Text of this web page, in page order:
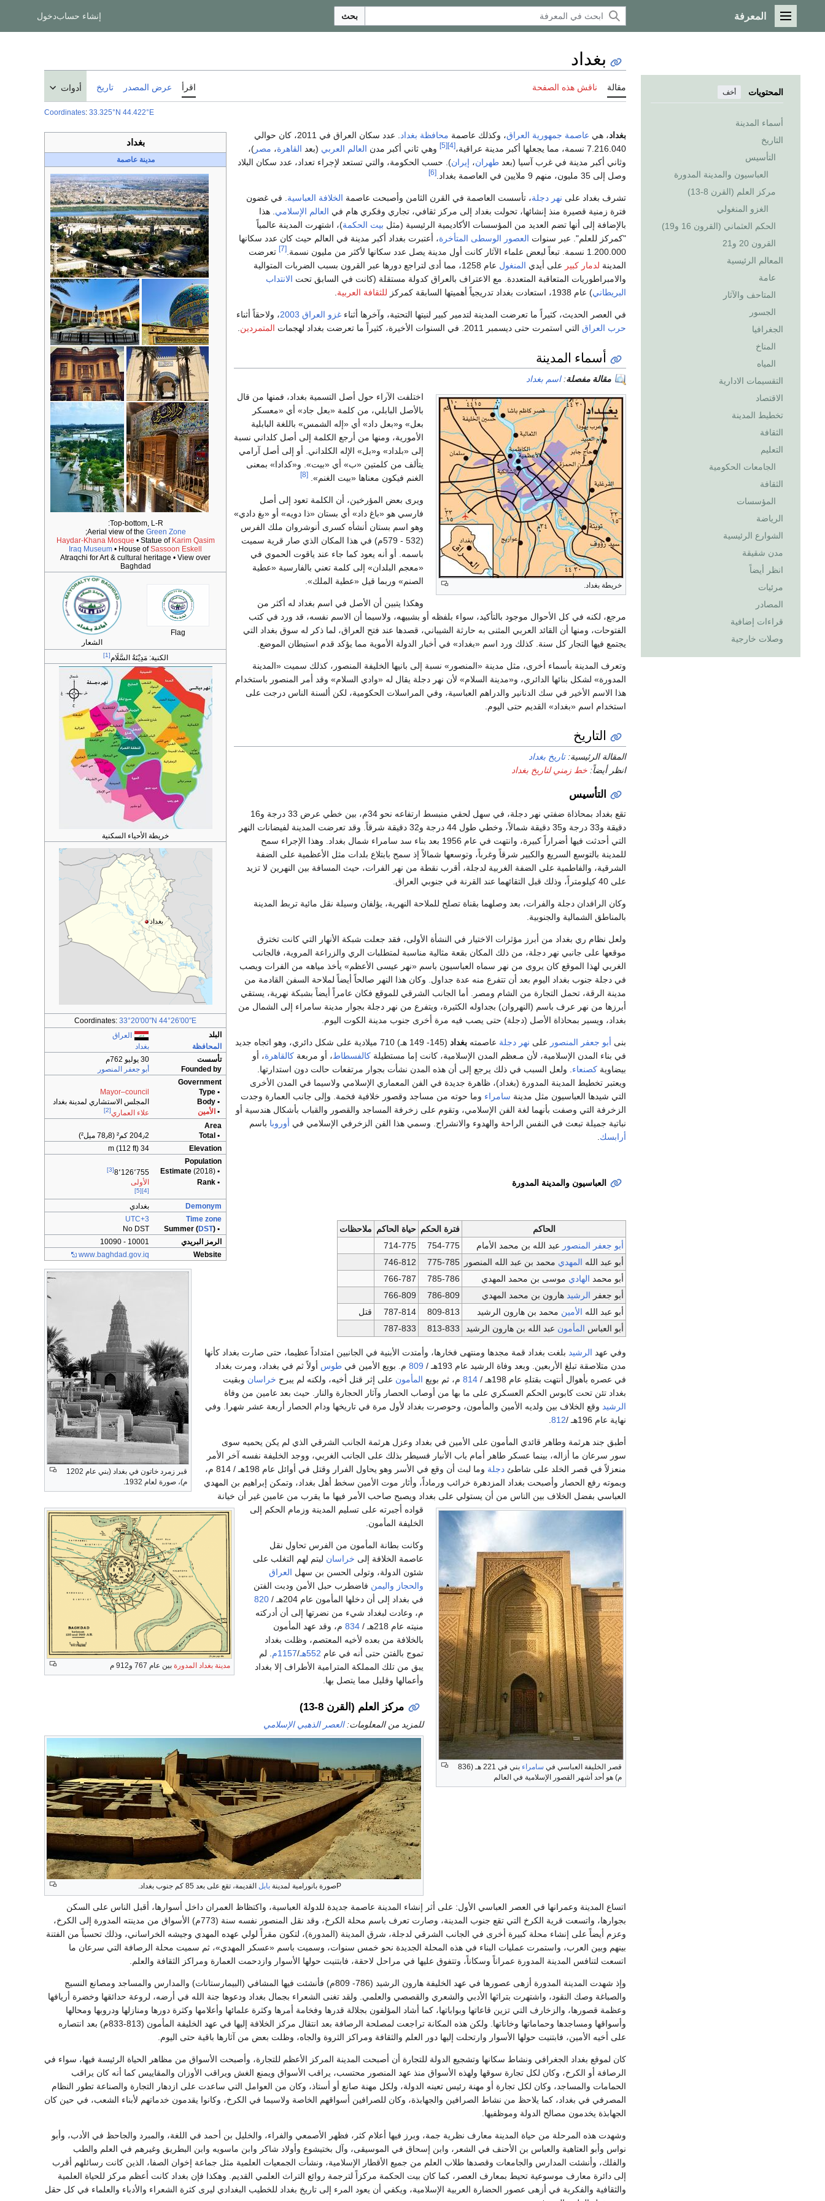
القائمة الرئيسية
المعرفة بحث إنشاء حسابدخول
المحتويات أخف
أسماء المدينة
التاريخ
التأسيس
العباسيون والمدينة المدورة
مركز العلم (القرن 8-13)
الغزو المنغولي
الحكم العثماني (القرون 16 و19)
القرون 20 و21
المعالم الرئيسية
عامة
المتاحف والآثار
الجسور
الجغرافيا
المناخ
المياه
التقسيمات الادارية
الاقتصاد
تخطيط المدينة
الثقافة
التعليم
الجامعات الحكومية
الثقافة
المؤسسات
الرياضة
الشوارع الرئيسية
مدن شقيقة
انظر أيضاً
مرئيات
المصادر
قراءات إضافية
وصلات خارجية
بغداد
مقالة ناقش هذه الصفحة اقرأ عرض المصدر تاريخ أدوات
Coordinates: 33.325°N 44.422°E
بغداد
مدينة عاصمة
Top-bottom, L-R:
Aerial view of the Green Zone
;
Haydar-Khana Mosque • Statue of Karim Qasim
Iraq Museum • House ofSassoon Eskell
Atraqchi for Art & cultural heritage • View over
Baghdad
Flag
الشعار
الكنية:مَدِيْنَةُ السَّلَام[1]
خريطة الأحياء السكنية
بغداد
Coordinates: 33°20′00″N 44°26′00″E
البلد
العراق
المحافظة
بغداد
تأسست
30 يوليو 762م
Founded by
أبو جعفر المنصور
Government
• Type
Mayor–council
• Body
المجلس الاستشاري لمدينة بغداد
• الأمين علاء العماري[2]
Area
• Total
204٫2 كم² (78٫8 ميل²)
Elevation
34 m (112 ft)
Population
• Estimate
(2018) 8٬126٬755[3]
• Rank الأولى
[4]
[5]
Demonym
بغدادي
Time zone
UTC+3
• Summer (
DST)
No DST
الرمز البريدي
10001 - 10090
Website
www.baghdad .gov.iq
بغداد، هي عاصمة جمهورية العراق، وكذلك عاصمة محافظة بغداد
. عدد سكان العراق في 2011، كان حوالي
7.216.040 نسمة، مما يجعلها أكبر مدينة عراقية،
[4]
[5] وهي ثاني أكبر مدن العالم العربي (بعد القاهرة، مصر )،
وثاني أكبر مدينة في غرب آسيا (بعد طهران، إيران). حسب الحكومة، والتي تستعد لإجراء تعداد، عدد سكان البلاد
وصل إلى 35 مليون، منهم 9 ملايين في العاصمة بغداد.
[6]
تشرف بغداد على نهر دجلة، تأسست العاصمة في القرن الثامن وأصبحت عاصمة الخلافة العباسية . في غضون
فترة زمنية قصيرة منذ إنشائها، تحولت بغداد إلى مركز ثقافي، تجاري وفكري هام في العالم الإسلامي . هذا
بالإضافة إلى أنها تضم العديد من المؤسسات الأكاديمية الرئيسية (مثل بيت الحكمة)، اشتهرت المدينة عالمياً
"كمركز للعلم". عبر سنوات العصور الوسطى المتأخرة، أعتبرت بغداد أكبر مدينة في العالم حيث كان عدد سكانها
1.200.000 نسمة. تبعاً لبعض علماء الآثار كانت أول مدينة يصل عدد سكانها لأكثر من مليون نسمة.
[7]
تعرضت
المدينة لدمار كبير على أيدي المنغول
عام 1258، مما أدى لتراجع دورها عبر القرون بسبب الضربات المتوالية
والامبراطوريات المتعاقبة المتعددة. مع الاعتراف بالعراق كدولة مستقلة (كانت في السابق تحت الانتداب
البريطاني) عام 1938، استعادت بغداد تدريجياً أهميتها السابقة كمركز للثقافة العربية
في العصر الحديث، كثيراً ما تعرضت المدينة لتدمير كبير لنيتها التحتية، وآخرها أثناء غزو العراق 2003
، ولاحقاً أثناء
حرب العراق التي استمرت حتى ديسمبر 2011. في السنوات الأخيرة، كثيراً ما تعرضت بغداد لهجمات المتمردين
أسماء المدينة
مقالة مفصلة:اسم بغداد
خريطة بغداد.
اختلفت الآراء حول أصل التسمية بغداد، فمنها من قال
بالأصل البابلي، من كلمة «بعل جاد» أي «معسكر
بعل» و«بعل داد» أي «إله الشمس» باللغة البابلية
الأمورية، ومنها من أرجع الكلمة إلى أصل كلداني نسبة
إلى «بلداد» و«بل» الإله الكلداني. أو إلى أصل آرامي
يتألف من كلمتين «ب» أي «بيت». و«كدادا» بمعنى
الغنم فيكون معناها «بيت الغنم».
[8]
ويرى بعض المؤرخين، أن الكلمة تعود إلى أصل
فارسي هو «باغ داد» أي بستان «ذا دويه» أو «بغ دادي»
وهو اسم بستان أنشأه كسرى أنوشروان ملك الفرس
(532 - 579م) في هذا المكان الذي صار قرية سميت
باسمه. أو أنه يعود كما جاء عند ياقوت الحموي في
«معجم البلدان» إلى كلمة تعني بالفارسية «عطية
الصنم» وربما قيل «عطية الملك».
وهكذا يتبين أن الأصل في اسم بغداد له أكثر من
مرجع، لكنه في كل الأحوال موجود بالتأكيد، سواء بلفظه أو بشبيهه، ولاسيما أن الاسم نفسه، قد ورد في كتب
الفتوحات، ومنها أن القائد العربي المثنى به حارثة الشيباني، قصدها عند فتح العراق، لما ذكر له سوق بغداد التي
يجتمع فيها التجار كل سنة. كذلك ورد اسم «بغداد» في أخبار الدولة الأموية مما يؤكد قدم استيطان الموضع.
وتعرف المدينة بأسماء أخرى، مثل مدينة «المنصور» نسبة إلى بانيها الخليفة المنصور، كذلك سميت «المدينة
المدورة» لشكل بنائها الدائري، و«مدينة السلام» لأن نهر دجلة يقال له «وادي السلام» وقد أمر المنصور باستخدام
هذا الاسم الأخير في سك الدنانير والدراهم العباسية، وفي المراسلات الحكومية، لكن ألسنة الناس درجت على
استخدام اسم «بغداد» القديم حتى اليوم.
التاريخ
المقالة الرئيسية:تاريخ بغداد
انظر أيضاً: خط زمني لتاريخ بغداد
التأسيس
قبر زمرد خاتون في بغداد (بني عام 1202
م)، صورة لعام 1932.
تقع بغداد بمحاذاة ضفتي نهر دجلة، في سهل لحقي منبسط ارتفاعه نحو 34م، بين خطي عرض 33 درجة و16
دقيقة و33 درجة و35 دقيقة شمالاً، وخطي طول 44 درجة و32 دقيقة شرقاً. وقد تعرضت المدينة لفيضانات النهر
التي أحدثت فيها أضراراً كبيرة، وانتهت في عام 1956 بعد بناء سد سامراء شمال بغداد. وهذا الإجراء سمح
للمدينة بالتوسع السريع والكبير شرقاً وغرباً، وتوسعها شمالاً إذ سمح بابتلاع بلدات مثل الأعظمية على الضفة
الشرقية، والفاطمية على الضفة الغربية لدجلة، أقرب نقطة من نهر الفرات، حيث المسافة بين النهرين لا تزيد
على 40 كيلومتراً، وذلك قبل التقائهما عند القرنة في جنوبي العراق.
وكان الرافدان دجلة والفرات، بعد وصلهما بقناة تصلح للملاحة النهرية، يؤلفان وسيلة نقل مائية تربط المدينة
بالمناطق الشمالية والجنوبية.
ولعل نظام ري بغداد من أبرز مؤثرات الاختيار في النشأة الأولى، فقد جعلت شبكة الأنهار التي كانت تخترق
موقعها على جانبي نهر دجلة، من ذلك المكان بقعة مثالية مناسبة لمتطلبات الري والزراعة المروية، فالجانب
الغربي لهذا الموقع كان يروى من نهر سماه العباسيون باسم «نهر عيسى الأعظم» يأخذ مياهه من الفرات ويصب
في دجلة جنوب بغداد اليوم بعد أن تتفرع منه عدة جداول. وكان هذا النهر صالحاً أيضاً لملاحة السفن القادمة من
مدينة الرقة، تحمل التجارة من الشام ومصر. أما الجانب الشرقي للموقع فكان عامراً أيضاً بشبكة نهرية، يستقي
أبرزها من نهر عرف باسم (النهروان) بجداوله الكثيرة، ويتفرع من نهر دجلة بجوار مدينة سامراء إلى الشمال من
بغداد، ويسير بمحاذاة الأصل (دجلة) حتى يصب فيه مرة أخرى جنوب مدينة الكوت اليوم.
بنى أبو جعفر المنصور على نهر دجلة عاصمته بغداد
(145- 149 هـ) 710 ميلادية على شكل دائري، وهو اتجاه جديد
في بناء المدن الإسلامية، لأن مـعظم المدن الإسلامية، كانت إما مستطيلة كالفسطاط، أو مربعة كالقاهرة، أو
بيضاوية كصنعاء . ولعل السبب في ذلك يرجع إلى أن هذه المدن نشأت بجوار مرتفعات حالت دون استدارتها.
ويعتبر تخطيط المدينة المدورة (بغداد)، ظاهرة جديدة في الفن المعماري الإسلامي ولاسيما في المدن الأخرى
التي شيدها العباسيون مثل مدينة سامراء وما حوته من مساجد وقصور خلافية فخمة. وإلى جانب العمارة وجدت
الزخرفة التي وصفت بأنهما لغة الفن الإسلامي، وتقوم على زخرفة المساجد والقصور والقباب بأشكال هندسية أو
نباتية جميلة تبعث في النفس الراحة والهدوء والانشراح. وسمي هذا الفن الزخرفي الإسلامي في أوروبا باسم
أرابسك
العباسيون والمدينة المدورة
مدينة بغداد المدورة بين عام 767 و912 م
الحاكم فترة الحكم حياة الحاكم ملاحظات
أبو جعفر المنصور عبد الله بن محمد الأمام 754-775
714-775
أبو عبد الله المهدي محمد بن عبد الله المنصور 775-785
746-812
أبو محمد الهادي موسى بن محمد المهدي 785-786
766-787
أبو جعفر الرشيد هارون بن محمد المهدي 786-809
766-809
أبو عبد الله الأمين محمد بن هارون الرشيد 809-813
787-814
قتل
أبو العباس المأمون عبد الله بن هارون الرشيد 813-833
787-833
قصر الخليفة العباسي في سامراء
بني في 221 هـ (836
م) هو أحد أشهر القصور الإسلامية في العالم
وفي عهد الرشيد بلغت بغداد قمة مجدها ومنتهى فخارها، وأمتدت الأبنية في الجانبين امتداداً عظيما، حتى صارت بغداد كأنها
مدن متلاصقة تبلغ الأربعين. وبعد وفاة الرشيد عام 193هـ /
809 م. بويع الأمين في طوس أولاً ثم في بغداد، ومرت بغداد
في عصره بأهوال أنتهت بقتلهِ عام 198هـ /
814 م، ثم بويع المأمون على إثر قتل أخيه، ولكنه لم يبرح خراسان وبقيت
بغداد تئن تحت كابوس الحكم العسكري على ما بها من أوصاب الحصار وآثار الحجارة والنار. حيث بعد عامين من وفاة
الرشيد وقع الخلاف بين ولديه الأمين والمأمون، وحوصرت بغداد لأول مرة في تاريخها ودام الحصار أربعة عشر شهرا. وفي
نهاية عام 196هـ /
812
أطبق جند هرثمة وطاهر قائدي المأمون على الأمين في بغداد وعزل هرثمة الجانب الشرقي الذي لم يكن يحميه سوى
سور سرعان ما أزاله، بينما عسكر طاهر أمام باب الأنبار فسيطر بذلك على الجانب الغربي، ووجد الخليفة نفسه آخر الأمر
منعزلاً في قصر الخلد على شاطئ دجلة
وما لبث أن وقع في الأسر وهو يحاول الفرار وقتل في أوائل عام 198هـ / 814 م،
وبموته رفع الحصار وأصبحت بغداد المزدهرة خرائب ورماداً، وأثار موت الأمين سخط أهل بغداد، وتمكن إبراهيم بن المهدي
العباسي بفضل الخلاف بين الناس من أن يستولي على بغداد ويصبح صاحب الأمر فيها ما يقرب من عامين غير أن خيانة
قواده أجبرته على تسليم المدينة وزمام الحكم إلى
الخليفة المأمون.
وكانت بطانة المأمون من الفرس تحاول نقل
عاصمة الخلافة إلى خراسان ليتم لهم التغلب على
شئون الدولة، وتولى الحسن بن سهل العراق
والحجاز واليمن فاضطرب حبل الأمن ودبت الفتن
في بغداد إلى أن دخلها المأمون عام 204هـ /
820
م، وعادت لبغداد شيء من نضرتها إلى أن أدركته
منيته عام 218هـ /
834م، وقد عهد المأمون
بالخلافة من بعده لأخيه المعتصم، وظلت بغداد
تموج بالفتن حتى أنه في عام 552هـ /1157م
. لم
يبق من تلك المملكة المترامية الأطراف إلا بغداد
وأعمالها وقليل مما يتصل بها.
مركز العلم (القرن 8-13)
للمزيد من المعلومات:العصر الذهبي الإسلامي
Pصورة بانورامية لمدينة بابل القديمة، تقع على بعد 85 كم جنوب بغداد.
اتساع المدينة وعمرانها في العصر العباسي الأول: على أثر إنشاء المدينة عاصمة جديدة للدولة العباسية، واكتظاظ العمران داخل أسوارها، أقبل الناس على السكن
بجوارها، واتسعت قرية الكرخ التي تقع جنوب المدينة، وصارت تعرف باسم محلة الكرخ، وقد نقل المنصور نفسه سنة (773م) الأسواق من مدينته المدورة إلى الكرخ،
وعزم أيضاً على إنشاء محلة كبيرة أخرى في الجانب الشرقي لدجلة، شرق المدينة (المدورة)، لتكون مقراً لولي عهده المهدي وجيشه الخراساني، وذلك تحسباً من الفتنة
بينهم وبين العرب، واستمرت عمليات البناء في هذه المحلة الجديدة نحو خمس سنوات، وسميت باسم «عسكر المهدي»، ثم سميت محلة الرصافة التي سرعان ما
اتسعت لتنافس المدينة المدورة عمراناً وسكاناً، وتتفوق عليها في مراحل لاحقة، فابتنيت حولها الأسوار وازدحمت العمارة ومراكز الثقافة والعلم.
وإذ شهدت المدينة المدورة أزهى عصورها في عهد الخليفة هارون الرشيد (786- 809م) فأنشئت فيها المشافي (البيمارستانات) والمدارس والمساجد ومصانع النسيج
والصباغة وصك النقود، واشتهرت بتراثها الأدبي والشعري والقصصي والعلمي. ولقد تغنى الشعراء بجمال بغداد ودعوها جنة الله في أرضه، لروعة حدائقها وخضرة أريافها
وعظمة قصورها، والزخارف التي تزين قاعاتها وبواباتها، كما أشاد المؤلفون بجلالة قدرها وفخامة أمرها وكثرة علمائها وأعلامها وكثرة دورها ومنازلها ودروبها ومحالها
وأسواقها ومساجدها وحماماتها وخاناتها. ولكن هذه المكانة تراجعت لمصلحة الرصافة بعد انتقال مركز الخلافة إليها في عهد الخليفة المأمون (813-833م) بعد انتصاره
على أخيه الأمين، فابتنيت حولها الأسوار وارتحلت إليها دور العلم والثقافة ومراكز الثروة والجاه، وظلت بعض من آثارها باقية حتى اليوم.
كان لموقع بغداد الجغرافي ونشاط سكانها وتشجيع الدولة للتجارة أن أصبحت المدينة المركز الأعظم للتجارة، وأصبحت الأسواق من مظاهر الحياة الرئيسة فيها، سواء في
الرصافة أو الكرخ، وكان لكل تجارة سوقها ولهذه الأسواق منذ عهد المنصور محتسب، يراقب الأسواق ويمنع الغش ويراقب الأوزان والمقاييس كما أنه كان يراقب
الحمامات والمساجد، وكان لكل تجارة أو مهنة رئيس تعينه الدولة، ولكل مهنة صانع أو أستاذ، وكان من العوامل التي ساعدت على ازدهار التجارة والصناعة تطور النظام
المصرفي في بغداد، كما يلاحظ من نشاط الصرافين والجهابذة، وكان للصرافين أسواقهم الخاصة ولاسيما في الكرخ، وكانوا يقدمون خدماتهم لأبناء الشعب، في حين كان
الجهابذة يخدمون مصالح الدولة وموظفيها.
وشهدت هذه المرحلة من حياة المدينة معارف نظرية جمة، وبرز فيها أعلام كثر، فظهر الأصمعي والفراء، والخليل بن أحمد في اللغة، والمبرد والجاحظ في الأدب، وأبو
نواس وأبو العتاهية والعباس بن الأحنف في الشعر، وابن إسحاق في الموسيقى، وآل بختيشوع وأولاد شاكر وابن ماسويه وابن البطريق وغيرهم في العلم والطب
والفلك، وأنشئت المدارس والجامعات وقصدها طلاب العلم من جميع الأقطار الإسلامية، ونشأت الجمعيات العلمية مثل جماعة إخوان الصفا، الذين كانت رسائلهم أقرب
إلى دائرة معارف موسوعية تحيط بمعارف العصر، كما كان بيت الحكمة مركزاً لترجمة روائع التراث العلمي القديم. وهكذا فإن بغداد كانت أعظم مركز للحياة العلمية
والثقافية والفكرية في أزهى عصور الحضارة العربية الإسلامية، ويكفي أن يعود المرء إلى تاريخ بغداد للخطيب البغدادي ليرى كثرة الشعراء والأدباء والعلماء في كل حقل